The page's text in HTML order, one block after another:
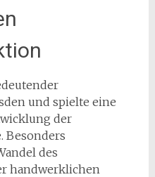
und spielte eine
der
Besonders
des
handwerklichen